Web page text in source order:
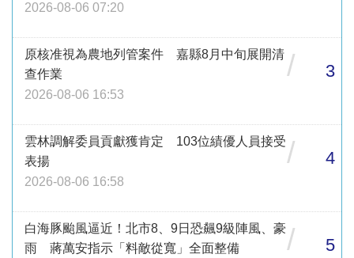
2026-08-06 07:20
原核准視為農地列管案件 嘉縣8月中旬展開清
查作業
2026-08-06 16:53
/ 3
雲林調解委員貢獻獲肯定 103位績優人員接受
表揚
2026-08-06 16:58
/ 4
白海豚颱風逼近！北市8、9日恐飆9級陣風、豪
雨 蔣萬安指示「料敵從寬」全面整備
/ 5